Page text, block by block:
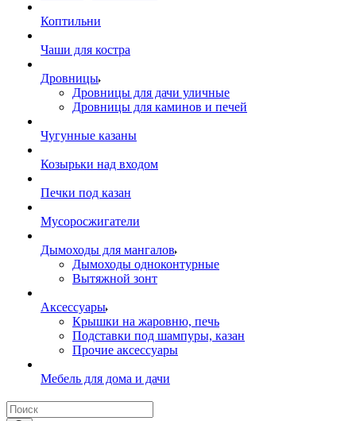
Коптильни
Чаши для костра
Дровницы
Дровницы для дачи уличные
Дровницы для каминов и печей
Чугунные казаны
Козырьки над входом
Печки под казан
Мусоросжигатели
Дымоходы для мангалов
Дымоходы одноконтурные
Вытяжной зонт
Аксессуары
Крышки на жаровню, печь
Подставки под шампуры, казан
Прочие аксессуары
Мебель для дома и дачи